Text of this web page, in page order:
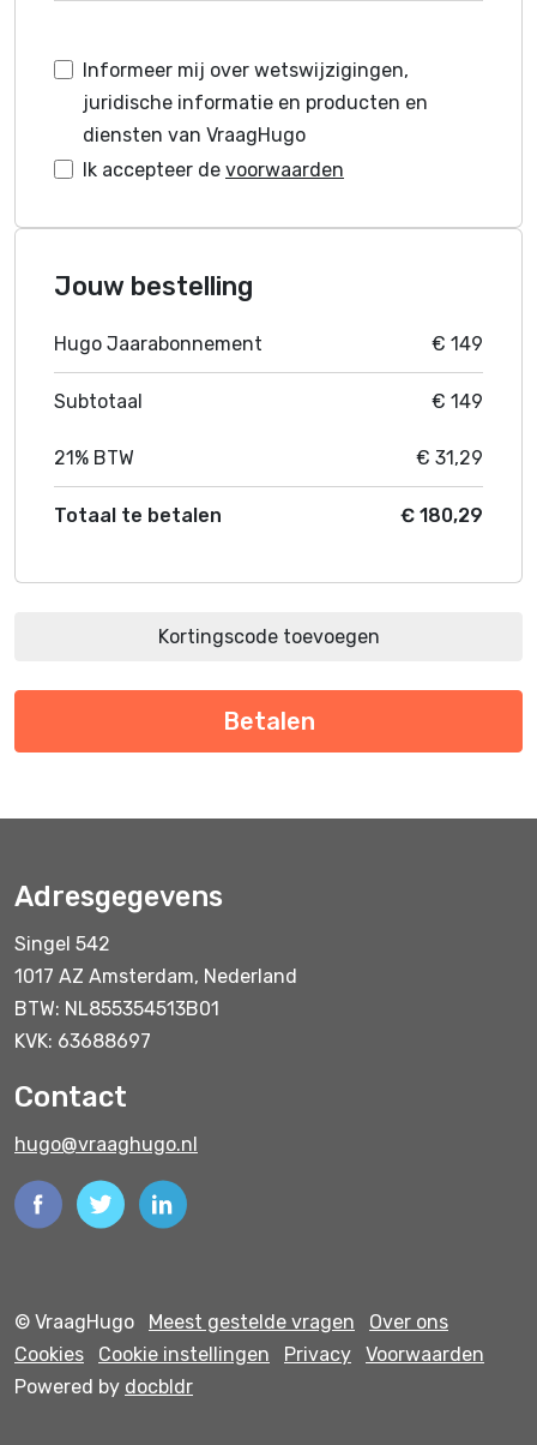
Informeer mij over wetswijzigingen,
juridische informatie en producten en
diensten van VraagHugo
Ik accepteer de voorwaarden
Jouw bestelling
Hugo Jaarabonnement € 149
Subtotaal € 149
21% BTW € 31,29
Totaal te betalen € 180,29
Kortingscode toevoegen
Adresgegevens
Singel 542
1017 AZ Amsterdam, Nederland
BTW: NL855354513B01
KVK: 63688697
Contact
hugo@vraaghugo.nl
© VraagHugo Meest gestelde vragen
Over ons
Cookies
Cookie instellingen Privacy
Voorwaarden
Powered by docbldr